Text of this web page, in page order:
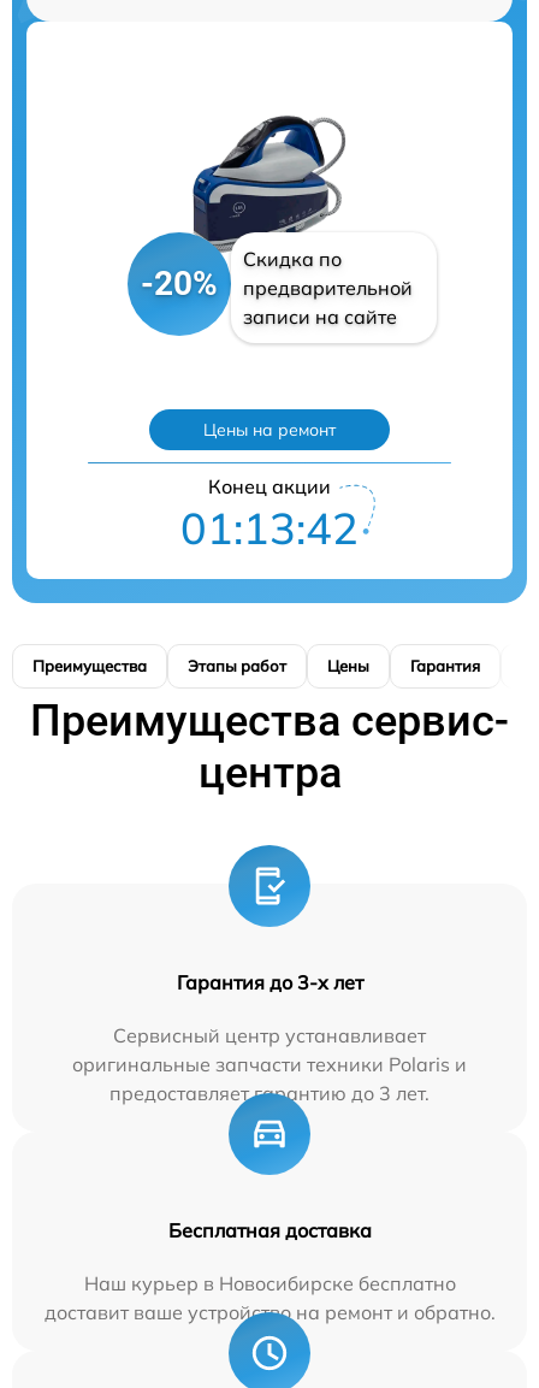
-20%
Скидка по
предварительной
записи на сайте
Цены на ремонт
Конец акции
01:13:41
Преимущества Этапы работ Цены Гарантия
Преимущества сервис-
центра
Гарантия до 3-х лет
Сервисный центр устанавливает
оригинальные запчасти техники Polaris и
предоставляет гарантию до 3 лет.
Бесплатная доставка
Наш курьер в Новосибирске бесплатно
доставит ваше устройство на ремонт и обратно.